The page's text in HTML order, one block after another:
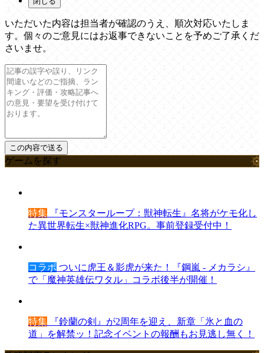
いただいた内容は担当者が確認のうえ、順次対応いたしま
す。個々のご意見にはお返事できないことを予めご了承くだ
さいませ。
ゲームを探す
特集 『モンスターループ：獣神転生』名将がケモ化し
た異世界転生×獣神進化RPG。事前登録受付中！
コラボ ついに虎王＆影虎が来た！『鋼嵐 - メカラシ』
で「魔神英雄伝ワタル」コラボ後半が開催！
特集 『鈴蘭の剣』が2周年を迎え、新章「氷と血の
道」を解禁ッ！記念イベントの報酬もお見逃し無く！